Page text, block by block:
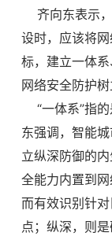
齐向东表示，
设时，应该将
标，建立一体
网络安全防护树
“一体系”指的
东强调，智能
立纵深防御的
全能力内置到
而有效识别针
点；纵深，则